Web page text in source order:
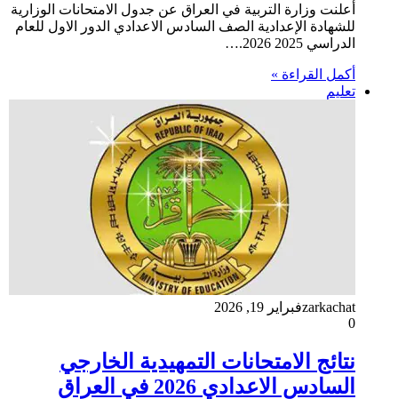
أعلنت وزارة التربية في العراق عن جدول الامتحانات الوزارية
للشهادة الإعدادية الصف السادس الاعدادي الدور الاول للعام
الدراسي 2025 2026.…
أكمل القراءة »
تعليم
zarkachatفبراير 19, 2026
0
نتائج الامتحانات التمهيدية الخارجي
السادس الاعدادي 2026 في العراق